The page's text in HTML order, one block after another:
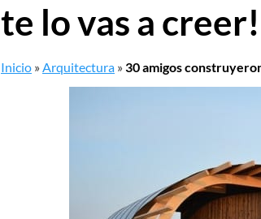
te lo vas a creer!
Inicio »Arquitectura »30 amigos